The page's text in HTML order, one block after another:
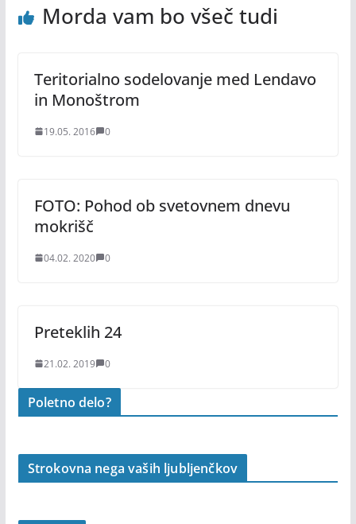
Morda vam bo všeč tudi
Teritorialno sodelovanje med Lendavo
in Monoštrom
19.05. 2016 0
FOTO: Pohod ob svetovnem dnevu
mokrišč
04.02. 2020 0
Preteklih 24
21.02. 2019 0
Poletno delo?
Strokovna nega vaših ljubljenčkov